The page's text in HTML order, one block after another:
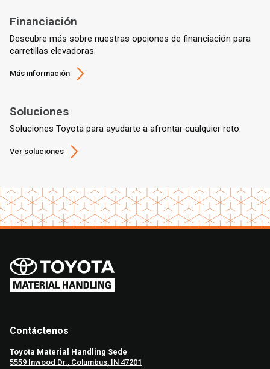
Financiación
Descubre más sobre nuestras opciones de financiación para
carretillas elevadoras.
Más información
Soluciones
Soluciones Toyota para ayudarte a afrontar cualquier reto.
Ver soluciones
Contáctenos
Toyota Material Handling Sede
5559 Inwood Dr., Columbus, IN 47201